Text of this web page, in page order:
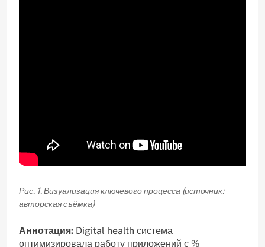
Рис. 1. Визуализация ключевого процесса (источник:
авторская съёмка)
Аннотация: Digital health система
оптимизировала работу приложений с %